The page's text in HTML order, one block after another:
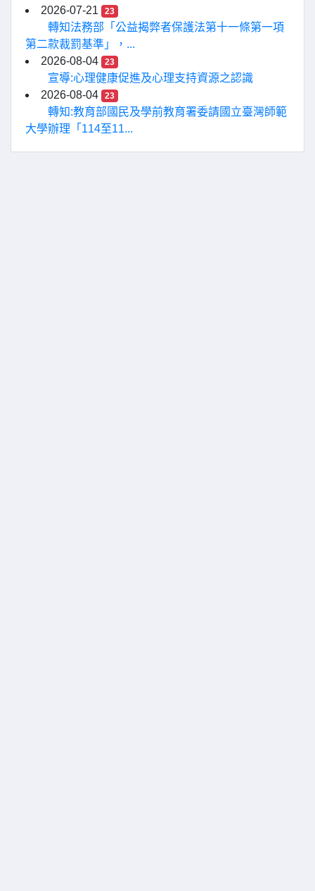
2026-07-21
23
轉知法務部「公益揭弊者保護法第十一條第一項
第二款裁罰基準」，...
2026-08-04
23
宣導:心理健康促進及心理支持資源之認識
2026-08-04
23
轉知:教育部國民及學前教育署委請國立臺灣師範
大學辦理「114至11...